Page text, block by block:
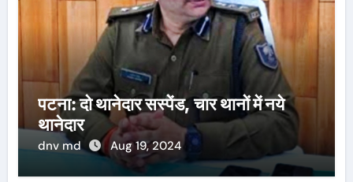
पटना: दो थानेदार सस्पेंड, चार थानों में नये
थानेदार
dnv md Aug 19, 2024